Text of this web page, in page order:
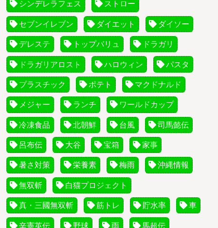
シンデレラフェス ストロー
セブンイレブン ダイエット ダイソー
デレステ トップバリュ ドラガリ
ドラガリアロスト ハロウィン パスタ
プラスチック ポテト マクドナルド
メジャー ランチ ワールドカップ
冷凍食品 北朝鮮 台風 司馬懿伝
呂布伝 大谷 宝箱 家事
暑さ対策 栄養素 梅雨 沖縄情報
無双斬 白猫プロジェクト
真・三國無双斬 筋トレ 貯水率 車
辛憲英伝 野球 雨 馬超伝